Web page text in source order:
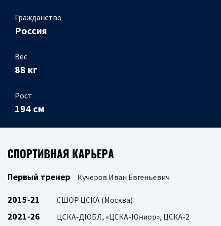
Гражданство
Россия
Вес
88 кг
Рост
194 см
СПОРТИВНАЯ КАРЬЕРА
Первый тренер Кучеров Иван Евгеньевич
2015-21 СШОР ЦСКА (Москва)
2021-26 ЦСКА-ДЮБЛ, «ЦСКА-Юниор», ЦСКА-2